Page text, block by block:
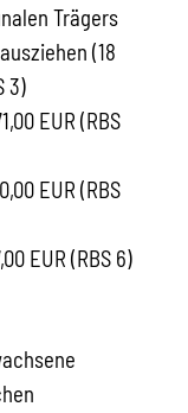
Trägers
(18
3)
EUR (RBS
EUR (RBS
EUR (RBS 6)